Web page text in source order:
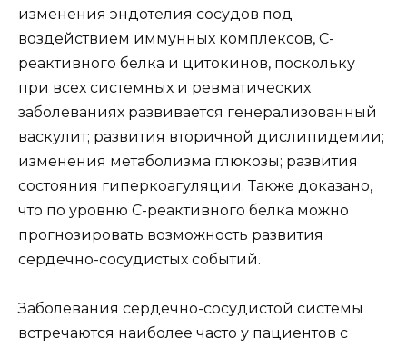
изменения эндотелия сосудов под
воздействием иммунных комплексов, С-
реактивного белка и цитокинов, поскольку
при всех системных и ревматических
заболеваниях развивается генерализованный
васкулит; развития вторичной дислипидемии;
изменения метаболизма глюкозы; развития
состояния гиперкоагуляции. Также доказано,
что по уровню С-реактивного белка можно
прогнозировать возможность развития
сердечно-сосудистых событий.
Заболевания сердечно-сосудистой системы
встречаются наиболее часто у пациентов с